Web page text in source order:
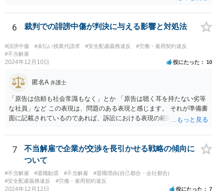
6 裁判での誹謗中傷が判決に与える影響と対処法
#誹謗中傷 #未払い残業代請求 #安全配慮義務違反
#労働・雇用契約違反
#不当解雇
2024年12月10日 役にたった 10
匿名A 弁護士
「原告は信頼も社会常識もなく」とか 「原告は聴く耳を持たない劣等
な社員」など この表現は、問題のある表現と感じます。 それが準備書
面に記載されているのであれば、訴訟における表現の範囲を超えてい
7
不当解雇で企業が交渉を長引かせる戦略の傾向に
ついて
#不当解雇 #退職勧奨 #不当解雇
#退職理由(自己都合・会社都合)
#安全配慮義務違反
#労働・雇用契約違反
2024年12月12日 役にたった 7